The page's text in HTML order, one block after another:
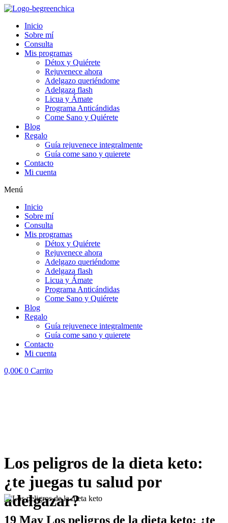
Inicio
Sobre mí
Consulta
Mis programas
Détox y Quiérete
Rejuvenece ahora
Adelgazo queriéndome
Adelgaza flash
Licua y Ámate
Programa Anticándidas
Come Sano y Quiérete
Blog
Regalo
Guía rejuvenece integralmente
Guía come sano y quierete
Contacto
Mi cuenta
Menú
Inicio
Sobre mí
Consulta
Mis programas
Détox y Quiérete
Rejuvenece ahora
Adelgazo queriéndome
Adelgaza flash
Licua y Ámate
Programa Anticándidas
Come Sano y Quiérete
Blog
Regalo
Guía rejuvenece integralmente
Guía come sano y quierete
Contacto
Mi cuenta
0,00€ 0 Carrito
Los peligros de la dieta keto:
¿te juegas tu salud por
adelgazar?
19 May Los peligros de la dieta keto: ¿te